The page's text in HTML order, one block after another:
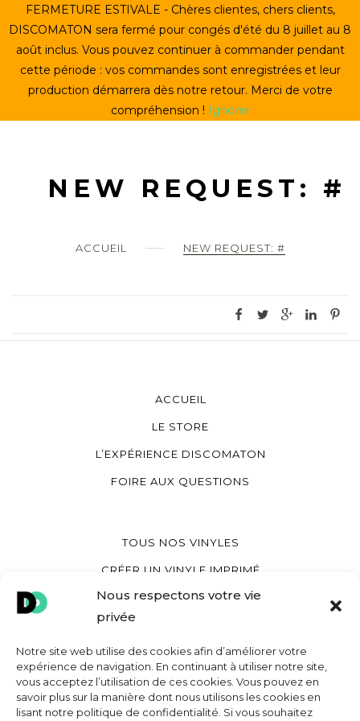
Nous respectons votre vie
privée
Notre site web utilise des cookies afin d’améliorer votre
expérience de navigation. En continuant à utiliser notre site,
vous acceptez l’utilisation de ces cookies. Vous pouvez en
savoir plus sur la manière dont nous utilisons les cookies en
lisant notre politique de confidentialité. Si vous souhaitez
to
content
ACCUEIL
CRÉER UN VINYLE
LE STORE
ACCUEIL NEW REQUEST: #
NEW REQUEST: #
ACCUEIL
LE STORE
L’EXPÉRIENCE DISCOMATON
FOIRE AUX QUESTIONS
TOUS NOS VINYLES
CRÉER UN VINYLE IMPRIMÉ
CRÉER UN VINYLE COEUR
CRÉER UNE POCHETTE VINYLE
MON COMPTE
CONTACT
FERMETURE ESTIVALE - Chères clientes, chers clients,
DISCOMATON sera fermé pour congés d'été du 8 juillet au 8
août inclus. Vous pouvez continuer à commander pendant
cette période : vos commandes sont enregistrées et leur
production démarrera dès notre retour. Merci de votre
compréhension ! Ignorer